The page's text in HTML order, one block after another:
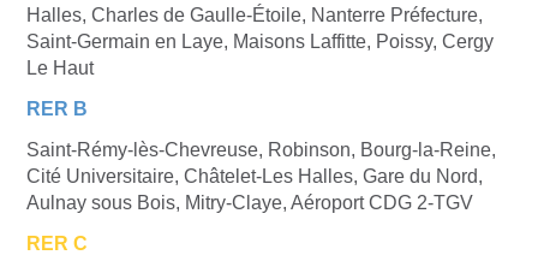
Halles, Charles de Gaulle-Étoile, Nanterre Préfecture,
Saint-Germain en Laye, Maisons Laffitte, Poissy, Cergy
Le Haut
RER B
Saint-Rémy-lès-Chevreuse, Robinson, Bourg-la-Reine,
Cité Universitaire, Châtelet-Les Halles, Gare du Nord,
Aulnay sous Bois, Mitry-Claye, Aéroport CDG 2-TGV
RER C